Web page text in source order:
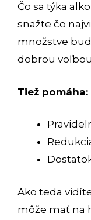
Čo sa týka
snažte čo
množstve
dobrou
Tiež pomáha:
Ako teda
môže mať na